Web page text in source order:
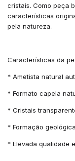
cristais. Como peça
características
pela natureza.
Características da
* Ametista natural
* Formato capela
* Cristais
* Formação
* Elevada qualidade